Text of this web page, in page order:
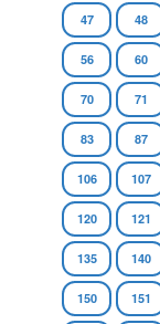
47 48
56 60
70 71
83 87
106 107
120 121
135 140
150 151